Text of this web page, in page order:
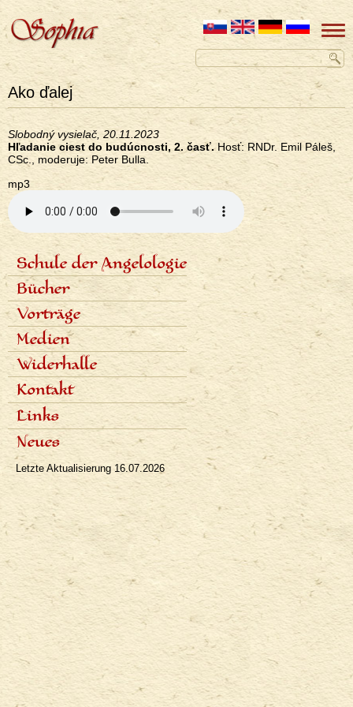
Ako ďalej
Slobodný vysielač, 20.11.2023
Hľadanie ciest do budúcnosti, 2. časť.Hosť: RNDr. Emil Páleš,
CSc., moderuje: Peter Bulla.
mp3
<none>
Schule der Angelologie
Inhalt der Schule
Lektoren
Sieben Stufen
Termine und Anmeldungen
Fotogalerie
Bücher
Angelologie der Geschichte
Sieben Erzengel
Vorträge
Zeitplan der Vorträge
Aufnahmen der Vorträge
Medien
Fachartikel
Populäre Artikel
Presseinterviews
Rundfunk
Fernsehen
Bibliographie
Widerhalle
Dialoge
Rezensionen
Kontakt
Links
Neues
Letzte Aktualisierung 16.07.2026